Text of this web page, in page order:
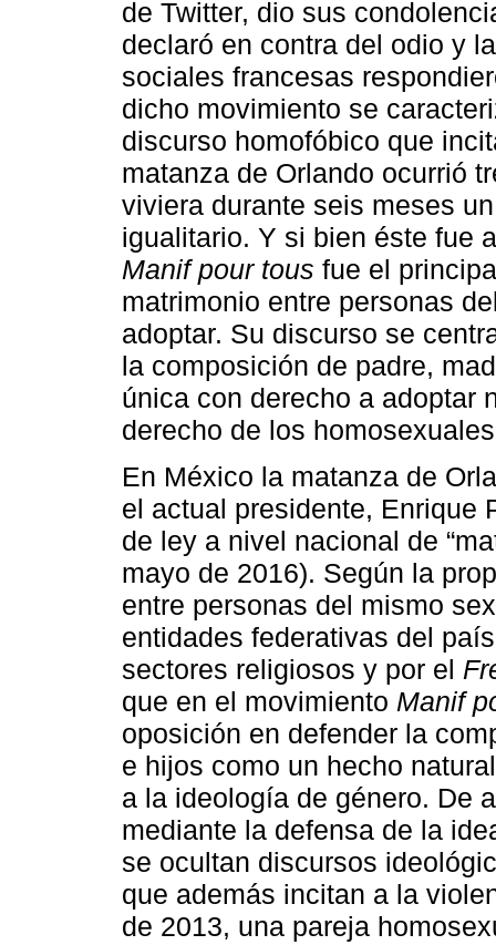
de Twitter, dio sus
declaró en contra del odio y
sociales francesas
dicho movimiento se
discurso homofóbico que
matanza de Orlando ocurrió
viviera durante seis meses
igualitario. Y si bien éste fue
Manif pour tous fue el
matrimonio entre personas
adoptar. Su discurso se
la composición de padre,
única con derecho a adoptar
derecho de los
En México la matanza de
el actual presidente, Enrique
de ley a nivel nacional de
mayo de 2016). Según la
entre personas del mismo
entidades federativas del
sectores religiosos y por el
que en el movimiento Manif
oposición en defender la
e hijos como un hecho
a la ideología de género. De
mediante la defensa de la
se ocultan discursos
que además incitan a la
de 2013, una pareja